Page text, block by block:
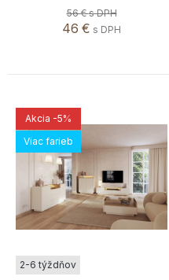
56 €s DPH
46 € s DPH
Akcia -5%
Viac farieb
2-6 týždňov